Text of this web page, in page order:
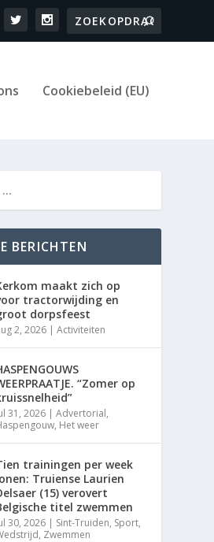
Cookiebeleid (EU)
BERICHTEN
maakt zich op
tractorwijding en
dorpsfeest
2, 2026 |Activiteiten
“Zomer op
31, 2026 |Advertorial,
, Het weer
trainingen per week
Truiense Laurien
(15) verovert
titel zwemmen
30, 2026 | Sint-Truiden, Sport,
, Zwemmen